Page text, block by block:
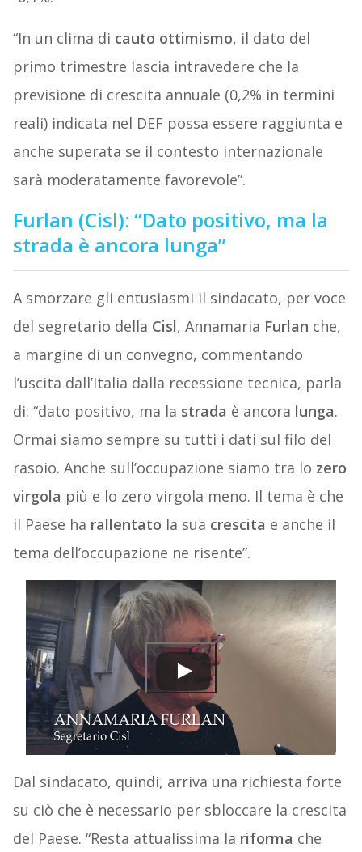
“In un clima di cauto ottimismo, il dato del
primo trimestre lascia intravedere che la
previsione di crescita annuale (0,2% in termini
reali) indicata nel DEF possa essere raggiunta e
anche superata se il contesto internazionale
sarà moderatamente favorevole”.
Furlan (Cisl): “Dato positivo, ma la
strada è ancora lunga”
A smorzare gli entusiasmi il sindacato, per voce
del segretario della Cisl, Annamaria Furlan che,
a margine di un convegno, commentando
l’uscita dall’Italia dalla recessione tecnica, parla
di: “dato positivo, ma la strada è ancora lunga.
Ormai siamo sempre su tutti i dati sul filo del
rasoio. Anche sull’occupazione siamo tra lo zero
virgola più e lo zero virgola meno. Il tema è che
il Paese ha rallentato la sua crescita e anche il
tema dell’occupazione ne risente”.
Dal sindacato, quindi, arriva una richiesta forte
su ciò che è necessario per sbloccare la crescita
del Paese. “Resta attualissima la riforma che